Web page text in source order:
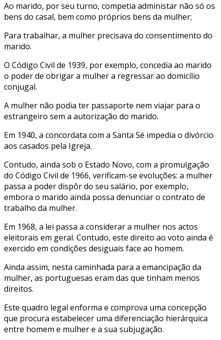
Ao marido, por seu turno, competia administar não só os
bens do casal, bem como próprios bens da mulher;
Para trabalhar, a mulher precisava do consentimento do
marido.
O Código Civil de 1939, por exemplo, concedia ao marido
o poder de obrigar a mulher a regressar ao domicílio
conjugal.
A mulher não podia ter passaporte nem viajar para o
estrangeiro sem a autorização do marido.
Em 1940, a concordata com a Santa Sé impedia o divórcio
aos casados pela Igreja.
Contudo, ainda sob o Estado Novo, com a promulgação
do Código Civil de 1966, verificam-se evoluções: a mulher
passa a poder dispôr do seu salário, por exemplo,
embora o marido ainda possa denunciar o contrato de
trabalho da mulher.
Em 1968, a lei passa a considerar a mulher nos actos
eleitorais em geral. Contudo, este direito ao voto ainda é
exercido em condições desiguais face ao homem.
Ainda assim, nesta caminhada para a emancipação da
mulher, as portuguesas eram das que tinham menos
direitos.
Este quadro legal enforma e comprova uma concepção
que procura estabelecer uma diferenciação hierárquica
entre homem e mulher e a sua subjugação.